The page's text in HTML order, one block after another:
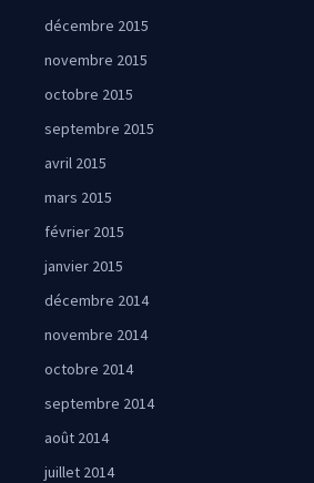
décembre 2015
novembre 2015
octobre 2015
septembre 2015
avril 2015
mars 2015
février 2015
janvier 2015
décembre 2014
novembre 2014
octobre 2014
septembre 2014
août 2014
juillet 2014